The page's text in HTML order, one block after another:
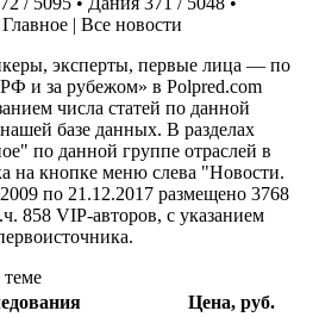
| Все новости
эксперты, первые лица — по
и за рубежом» в Polpred.com
числа статей по данной
базе данных. В разделах
по данной группе отраслей в
на кнопке меню слева "Новости.
по 21.12.2017 размещено 3768
858 VIP-авторов, с указанием
Цена, руб.